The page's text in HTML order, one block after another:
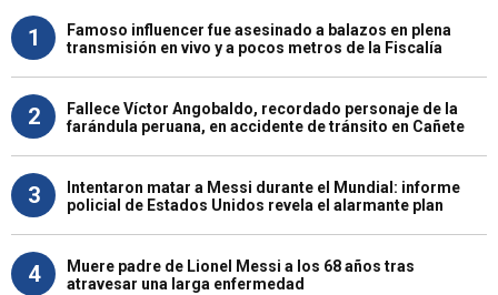
1
Famoso influencer fue asesinado a balazos en plena
transmisión en vivo y a pocos metros de la Fiscalía
2
Fallece Víctor Angobaldo, recordado personaje de la
farándula peruana, en accidente de tránsito en Cañete
3
Intentaron matar a Messi durante el Mundial: informe
policial de Estados Unidos revela el alarmante plan
4
Muere padre de Lionel Messi a los 68 años tras
atravesar una larga enfermedad